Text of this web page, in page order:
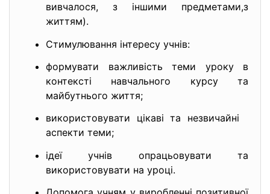
вивчалося, з іншими предметами,з
життям).
Стимулювання інтересу учнів:
формувати важливість теми уроку в
контексті навчального курсу та
майбутнього життя;
використовувати цікаві та незвичайні
аспекти теми;
ідеї учнів опрацьовувати та
використовувати на уроці.